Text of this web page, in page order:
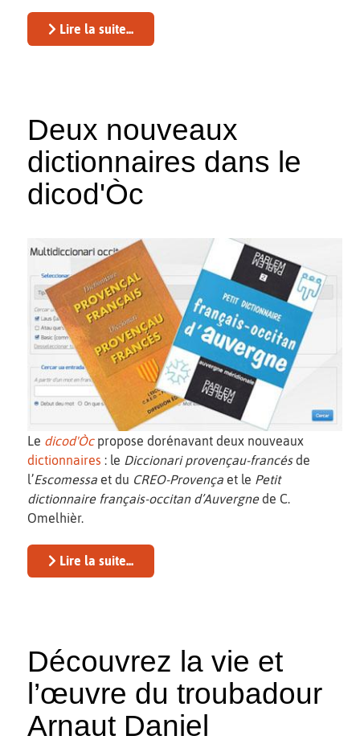
Lire la suite...
Deux nouveaux
dictionnaires dans le
dicod'Òc
Le dicod'Òcpropose dorénavant deux nouveaux
dictionnaires : le Diccionari provençau-francésde
l’Escomessa et du CREO-Provença et le Petit
dictionnaire français-occitan d’Auvergnede C.
Omelhièr.
Lire la suite...
Découvrez la vie et
l’œuvre du troubadour
Arnaut Daniel